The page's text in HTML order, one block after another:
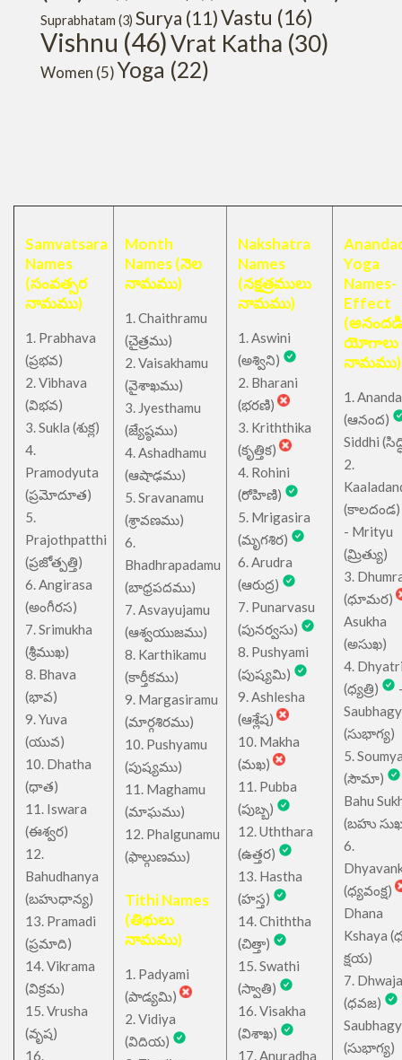
Suprabhatam (3) Surya (11)Vastu (16)
Vishnu (46)Vrat Katha (30)
Women (5)Yoga (22)
Samvatsara
Names
(సంవత్సర
నామము)
1. Prabhava
(ప్రభవ)
2. Vibhava
(విభవ)
3. Sukla (శుక్ల)
4.
Pramodyuta
(ప్రమోదూత)
5.
Prajothpatthi
(ప్రజోత్పత్తి)
6. Angirasa
(అంగీరస)
7. Srimukha
(శ్రీముఖ)
8. Bhava
(భావ)
9. Yuva
(యువ)
10. Dhatha
(ధాత)
11. Iswara
(ఈశ్వర)
12.
Bahudhanya
(బహుధాన్య)
13. Pramadi
(ప్రమాది)
14. Vikrama
(విక్రమ)
15. Vrusha
(వృష)
16.
Month
Names (నెల
నామము)
1. Chaithramu
(చైత్రము)
2. Vaisakhamu
(వైశాఖము)
3. Jyesthamu
(జ్యేష్ఠము)
4. Ashadhamu
(ఆషాఢము)
5. Sravanamu
(శ్రావణము)
6.
Bhadhrapadamu
(బాధ్రపదము)
7. Asvayujamu
(ఆశ్వయుజము)
8. Karthikamu
(కార్తీకము)
9. Margasiramu
(మార్గశిరము)
10. Pushyamu
(పుష్యము)
11. Maghamu
(మాఘము)
12. Phalgunamu
(ఫాల్గుణము)
Tithi Names
(తిథులు
నామము)
1. Padyami
(పాడ్యమి)
2. Vidiya
(విదియ)
Nakshatra
Names
(నక్షత్రములు
నామము)
1. Aswini
(అశ్విని)
2. Bharani
(భరణి)
3. Kriththika
(కృత్తిక)
4. Rohini
(రోహిణి)
5. Mrigasira
(మృగశిర)
6. Arudra
(ఆరుద్ర)
7. Punarvasu
(పునర్వసు)
8. Pushyami
(పుష్యమి)
9. Ashlesha
(ఆశ్లేష)
10. Makha
(మఖ)
11. Pubba
(పుబ్బ)
12. Uththara
(ఉత్తర)
13. Hastha
(హస్త)
14. Chiththa
(చిత్తా)
15. Swathi
(స్వాతి)
16. Visakha
(విశాఖ)
17. Anuradha
Yoga
Names-
Effect
(అనందడి
యోగాలు
నామము)
1. Ananda
(ఆనంద)
Siddhi
2.
(కాలదండ)
- Mrityu
(మ్రిత్యు)
3.
(ధూమర)
Asukha
(అసుఖ)
4.
(ధ్యత్రి)
(సుభాగ్య)
5.
(సౌమా)
Bahu
(బహు
6.
(ధ్యవంక్ష)
Dhana
Kshaya
క్షయ)
7. Dhwaja
(ధవజ)
(సుభాగ్య)